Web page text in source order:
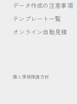
データ作成の注意事項
テンプレート一覧
オンライン自動見積
個人情報保護方針